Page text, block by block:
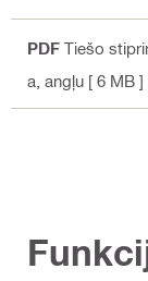
PDF Tiešo
a , angļu [ 6 MB ]